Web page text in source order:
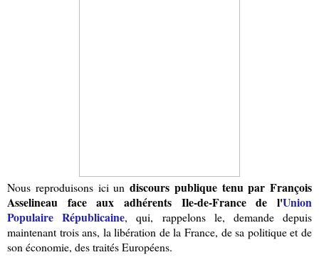
Nous reproduisons ici un discours publique tenu par François
Asselineau face aux adhérents Ile-de-France de l'Union
Populaire Républicaine, qui, rappelons le, demande depuis
maintenant trois ans, la libération de la France, de sa politique et de
son économie, des traités Européens.